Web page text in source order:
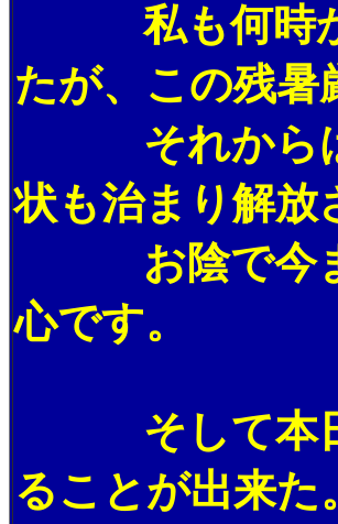
私も何時か
たが、この残
それからは
状も治まり解放
お陰で今ま
心です。
そして本日
ることが出来た